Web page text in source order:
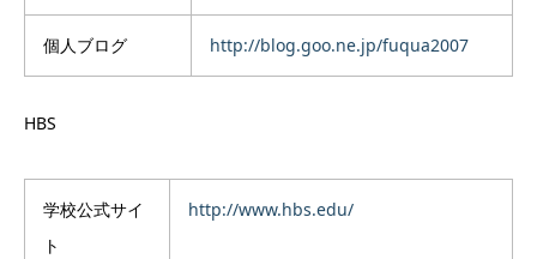
個人ブログ http://blog.goo.ne.jp/fuqua2007
HBS
学校公式サイ
ト
http://www.hbs.edu/